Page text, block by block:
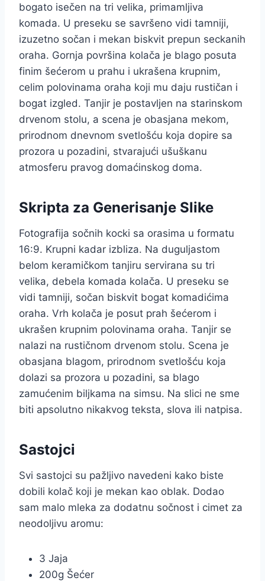
bogato isečen na tri velika, primamljiva
komada. U preseku se savršeno vidi tamniji,
izuzetno sočan i mekan biskvit prepun seckanih
oraha. Gornja površina kolača je blago posuta
finim šećerom u prahu i ukrašena krupnim,
celim polovinama oraha koji mu daju rustičan i
bogat izgled. Tanjir je postavljen na starinskom
drvenom stolu, a scena je obasjana mekom,
prirodnom dnevnom svetlošću koja dopire sa
prozora u pozadini, stvarajući ušuškanu
atmosferu pravog domaćinskog doma.
Skripta za Generisanje Slike
Fotografija sočnih kocki sa orasima u formatu
16:9. Krupni kadar izbliza. Na duguljastom
belom keramičkom tanjiru servirana su tri
velika, debela komada kolača. U preseku se
vidi tamniji, sočan biskvit bogat komadićima
oraha. Vrh kolača je posut prah šećerom i
ukrašen krupnim polovinama oraha. Tanjir se
nalazi na rustičnom drvenom stolu. Scena je
obasjana blagom, prirodnom svetlošću koja
dolazi sa prozora u pozadini, sa blago
zamućenim biljkama na simsu. Na slici ne sme
biti apsolutno nikakvog teksta, slova ili natpisa.
Sastojci
Svi sastojci su pažljivo navedeni kako biste
dobili kolač koji je mekan kao oblak. Dodao
sam malo mleka za dodatnu sočnost i cimet za
neodoljivu aromu:
3 Jaja
200g Šećer